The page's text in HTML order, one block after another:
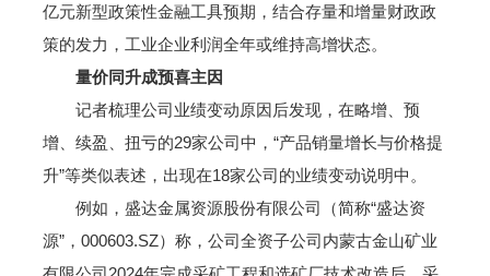
亿元新型政策性金融工具预期，结合存量和增量财政政
策的发力，工业企业利润全年或维持高增状态。
量价同升成预喜主因
记者梳理公司业绩变动原因后发现，在略增、预
增、续盈、扭亏的29家公司中，“产品销量增长与价格提
升”等类似表述，出现在18家公司的业绩变动说明中。
例如，盛达金属资源股份有限公司（简称“盛达资
源”，000603.SZ）称，公司全资子公司内蒙古金山矿业